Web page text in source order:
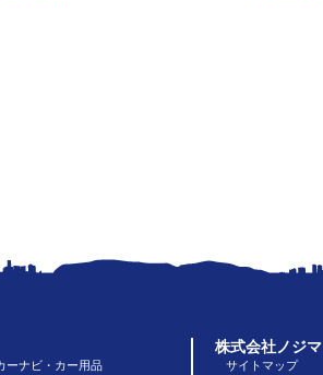
ーナビ・カー用品
株式会社ノジマ
サイトマップ